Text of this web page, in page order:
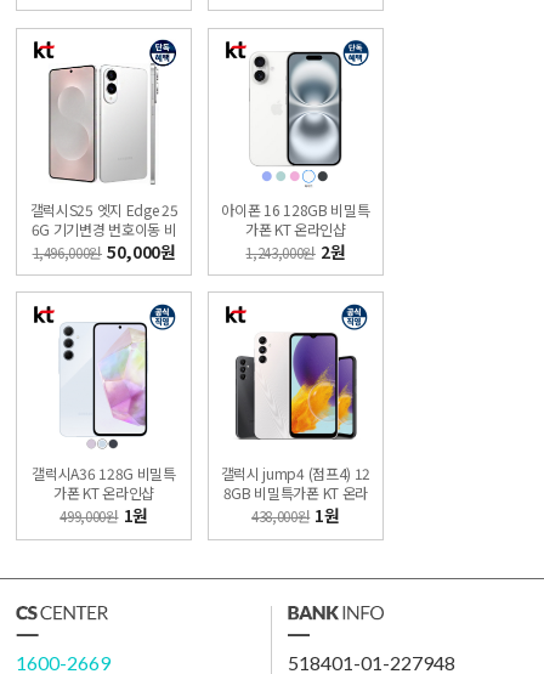
갤럭시S25 엣지 Edge 25
6G 기기변경 번호이동 비
밀 특가폰 직영KT샵
1,496,000원 50,000원
아이폰 16 128GB 비밀특
가폰 KT 온라인샵
1,243,000원 2원
갤럭시A36 128G 비밀특
가폰 KT 온라인샵
499,000원 1원
갤럭시 jump4 (점프4) 12
8GB 비밀특가폰 KT 온라
인샵
438,000원 1원
1600-2669 518401-01-227948